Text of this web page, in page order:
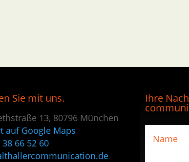
Sie mit uns.
13, 80796 München
auf Google Maps
38 66 52 60
Ihre